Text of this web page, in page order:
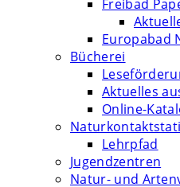
Freibad
Europabad
Bücherei
Aktuelles
Online-
Lehrpfad
Jugendzentren
Natur- und